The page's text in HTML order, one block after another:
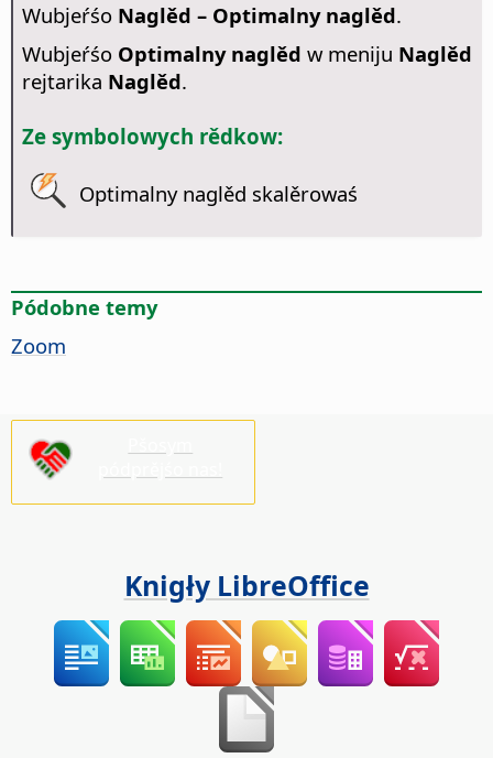
Wubjeŕśo Naglěd – Optimalny naglěd.
Wubjeŕśo Optimalny naglěd w meniju Naglěd
rejtarika Naglěd.
Ze symbolowych rědkow:
Optimalny naglěd skalěrowaś
Pódobne temy
Zoom
Knigły LibreOffice